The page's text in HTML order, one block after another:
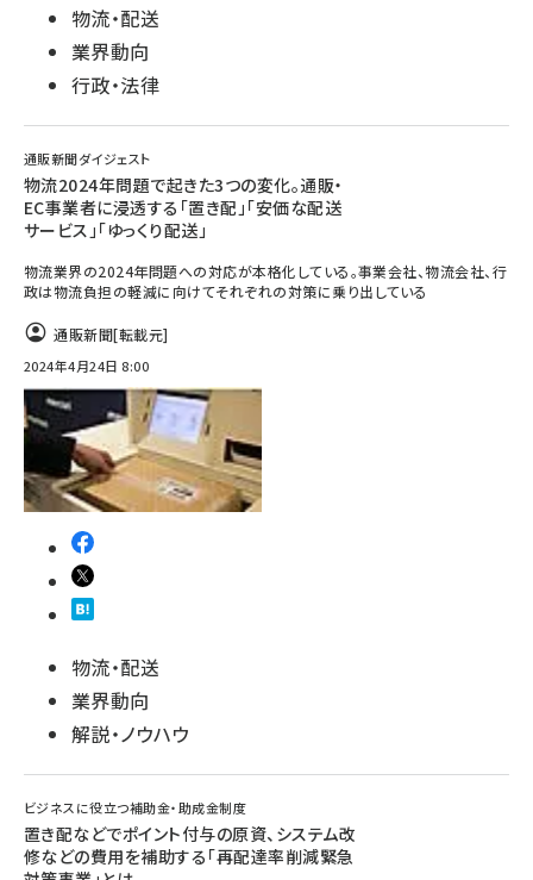
物流・配送
業界動向
行政・法律
通販新聞ダイジェスト
物流2024年問題で起きた3つの変化。通販・
EC事業者に浸透する「置き配」「安価な配送
サービス」「ゆっくり配送」
物流業界の2024年問題への対応が本格化している。事業会社、物流会社、行
政は物流負担の軽減に向けてそれぞれの対策に乗り出している
通販新聞[転載元]
2024年4月24日 8:00
物流・配送
業界動向
解説・ノウハウ
ビジネスに役立つ補助金・助成金制度
置き配などでポイント付与の原資、システム改
修などの費用を補助する「再配達率削減緊急